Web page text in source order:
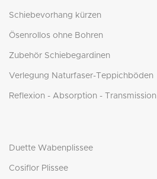
Schiebevorhang kürzen
Ösenrollos ohne Bohren
Zubehör Schiebegardinen
Verlegung Naturfaser-Teppichböden
Reflexion - Absorption - Transmission
Duette Wabenplissee
Cosiflor Plissee